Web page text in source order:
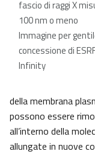
fascio di raggi X
100 nm o meno
Immagine per
concessione di
Infinity
della membrana
possono essere
all’interno della
allungate in nuove